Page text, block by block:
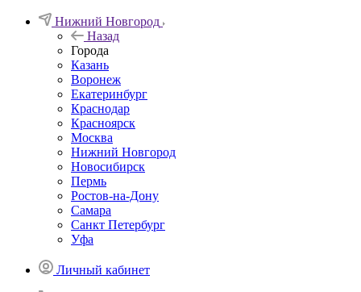
Нижний Новгород
Назад
Города
Казань
Воронеж
Екатеринбург
Краснодар
Красноярск
Москва
Нижний Новгород
Новосибирск
Пермь
Ростов-на-Дону
Самара
Санкт Петербург
Уфа
Личный кабинет